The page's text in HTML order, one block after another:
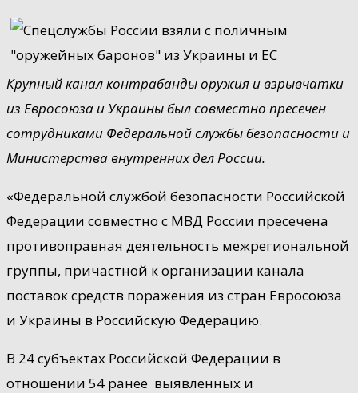
Крупный канал контрабанды оружия и взрывчатки
из Евросоюза и Украины был совместно пресечен
сотрудниками Федеральной службы безопасности и
Министерства внутренних дел России.
«Федеральной службой безопасности Российской
Федерации совместно с МВД России пресечена
противоправная деятельность межрегиональной
группы, причастной к организации канала
поставок средств поражения из стран Евросоюза
и Украины в Российскую Федерацию.
В 24 субъектах Российской Федерации в
отношении 54 ранее выявленных и